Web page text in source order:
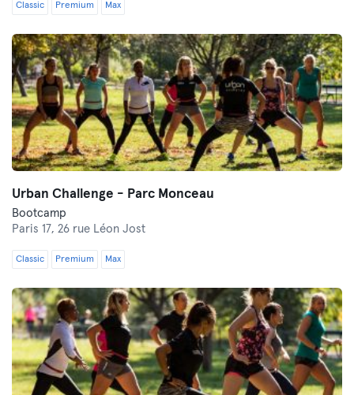
Classic Premium Max
Urban Challenge - Parc Monceau
Bootcamp
Paris 17, 26 rue Léon Jost
Classic Premium Max